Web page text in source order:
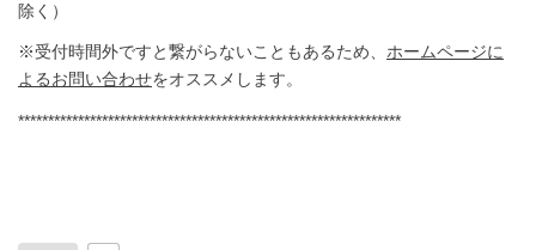
除く）
※受付時間外ですと繋がらないこともあるため、 ホームページに
よるお問い合わせをオススメします。
****************************************************************